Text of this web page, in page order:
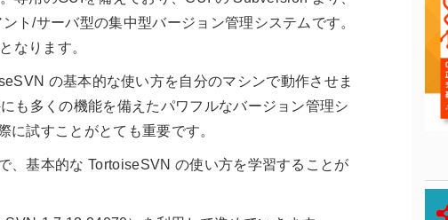
ト/サーバ型の集中型バージョン管理システムです。
なります。
の基本的な使い方を自分のマシンで動作させま
も多くの機能を備えたパワフルなバージョン管理シ
試すことがとても重要です。
、基本的な TortoiseSVN の使い方を学習することが